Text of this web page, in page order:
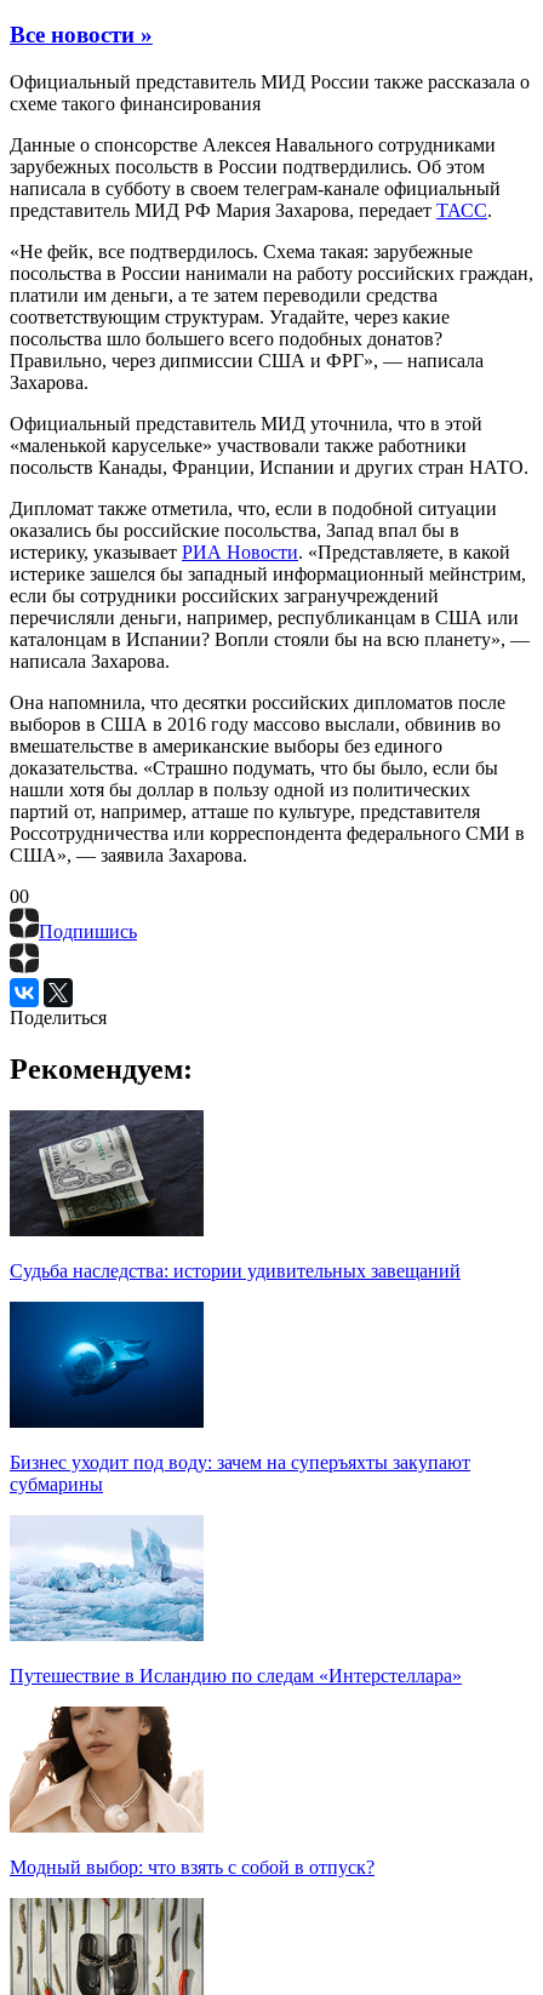
Все новости »
Официальный представитель МИД России также рассказала о
схеме такого финансирования
Данные о спонсорстве Алексея Навального сотрудниками
зарубежных посольств в России подтвердились. Об этом
написала в субботу в своем телеграм-канале официальный
представитель МИД РФ Мария Захарова, передает ТАСС.
«Не фейк, все подтвердилось. Схема такая: зарубежные
посольства в России нанимали на работу российских граждан,
платили им деньги, а те затем переводили средства
соответствующим структурам. Угадайте, через какие
посольства шло большего всего подобных донатов?
Правильно, через дипмиссии США и ФРГ», — написала
Захарова.
Официальный представитель МИД уточнила, что в этой
«маленькой карусельке» участвовали также работники
посольств Канады, Франции, Испании и других стран НАТО.
Дипломат также отметила, что, если в подобной ситуации
оказались бы российские посольства, Запад впал бы в
истерику, указывает РИА Новости. «Представляете, в какой
истерике зашелся бы западный информационный мейнстрим,
если бы сотрудники российских загранучреждений
перечисляли деньги, например, республиканцам в США или
каталонцам в Испании? Вопли стояли бы на всю планету», —
написала Захарова.
Она напомнила, что десятки российских дипломатов после
выборов в США в 2016 году массово выслали, обвинив во
вмешательстве в американские выборы без единого
доказательства. «Страшно подумать, что бы было, если бы
нашли хотя бы доллар в пользу одной из политических
партий от, например, атташе по культуре, представителя
Россотрудничества или корреспондента федерального СМИ в
США», — заявила Захарова.
00
Подпишись
Поделиться
Рекомендуем:
Судьба наследства: истории удивительных завещаний
Бизнес уходит под воду: зачем на суперъяхты закупают
субмарины
Путешествие в Исландию по следам «Интерстеллара»
Модный выбор: что взять с собой в отпуск?